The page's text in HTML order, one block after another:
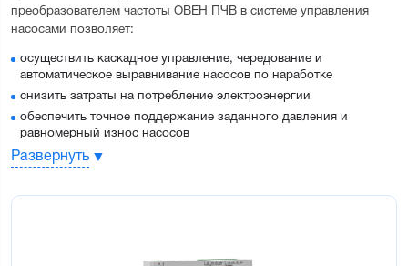
преобразователем частоты ОВЕН ПЧВ в системе управления
насосами позволяет:
осуществить каскадное управление, чередование и
автоматическое выравнивание насосов по наработке
снизить затраты на потребление электроэнергии
обеспечить точное поддержание заданного давления и
равномерный износ насосов
защитить все насосы системы от аварийных ситуаций
Развернуть